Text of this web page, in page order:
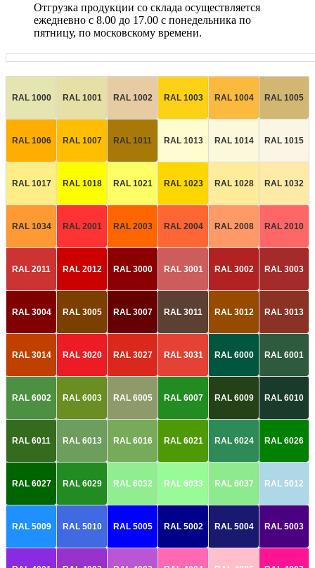
Отгрузка продукции со склада осуществляется
ежедневно с 8.00 до 17.00 с понедельника по
пятницу, по московскому времени.
RAL 1000 RAL 1001 RAL 1002 RAL 1003 RAL 1004 RAL 1005
RAL 1006 RAL 1007 RAL 1011 RAL 1013 RAL 1014 RAL 1015
RAL 1017 RAL 1018 RAL 1021 RAL 1023 RAL 1028 RAL 1032
RAL 1034 RAL 2001 RAL 2003 RAL 2004 RAL 2008 RAL 2010
RAL 2011 RAL 2012 RAL 3000 RAL 3001 RAL 3002 RAL 3003
RAL 3004 RAL 3005 RAL 3007 RAL 3011 RAL 3012 RAL 3013
RAL 3014 RAL 3020 RAL 3027 RAL 3031 RAL 6000 RAL 6001
RAL 6002 RAL 6003 RAL 6005 RAL 6007 RAL 6009 RAL 6010
RAL 6011 RAL 6013 RAL 6016 RAL 6021 RAL 6024 RAL 6026
RAL 6027 RAL 6029 RAL 6032 RAL 6033 RAL 6037 RAL 5012
RAL 5009 RAL 5010 RAL 5005 RAL 5002 RAL 5004 RAL 5003